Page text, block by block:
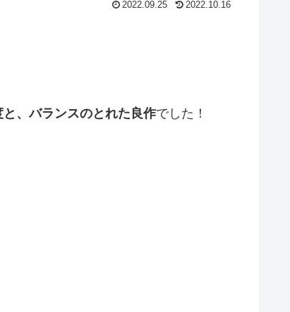
2022.09.25 2022.10.16
、バランスのとれた良作でした！